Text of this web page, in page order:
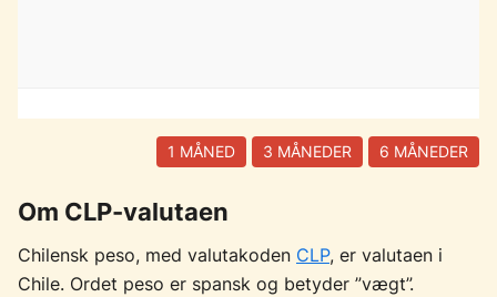
1 MÅNED 3 MÅNEDER 6 MÅNEDER
Om CLP-valutaen
Chilensk peso, med valutakoden CLP, er valutaen i
Chile. Ordet peso er spansk og betyder ”vægt”.